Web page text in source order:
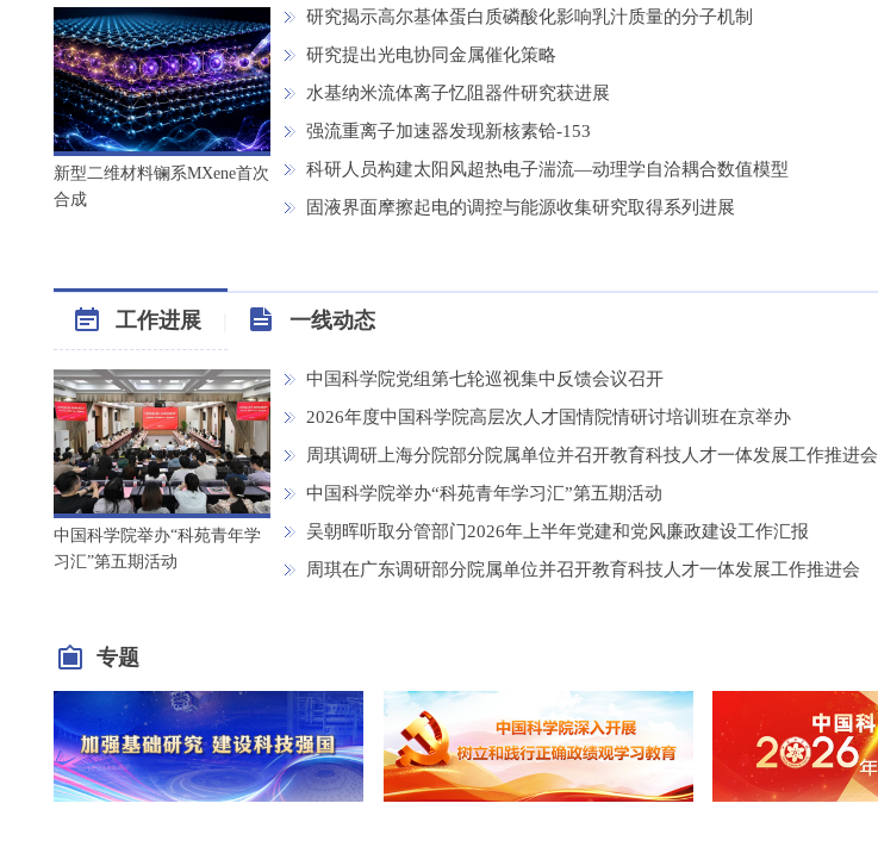
新型二维材料镧系MXene首次
合成
研究揭示高尔基体蛋白质磷酸化影响乳汁质量的分子机制
研究提出光电协同金属催化策略
水基纳米流体离子忆阻器件研究获进展
强流重离子加速器发现新核素铪-153
科研人员构建太阳风超热电子湍流—动理学自洽耦合数值模型
固液界面摩擦起电的调控与能源收集研究取得系列进展
工作进展 一线动态
中国科学院举办“科苑青年学
习汇”第五期活动
中国科学院党组第七轮巡视集中反馈会议召开
2026年度中国科学院高层次人才国情院情研讨培训班在京举办
周琪调研上海分院部分院属单位并召开教育科技人才一体发展工作推进会
中国科学院举办“科苑青年学习汇”第五期活动
吴朝晖听取分管部门2026年上半年党建和党风廉政建设工作汇报
周琪在广东调研部分院属单位并召开教育科技人才一体发展工作推进会
专题